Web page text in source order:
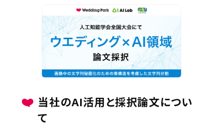
当社のAI活用と採択論文につい
て